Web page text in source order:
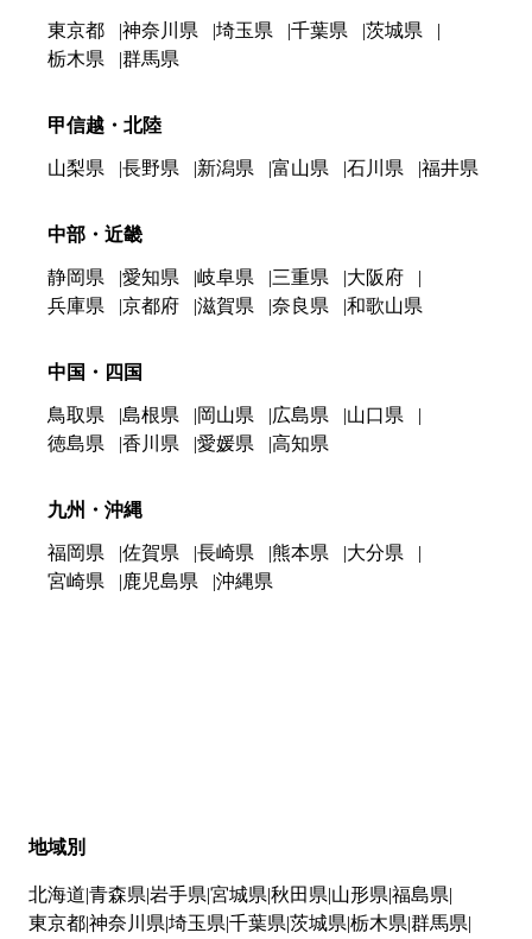
東京都 神奈川県 埼玉県 千葉県
茨城県
栃木県
群馬県
甲信越・北陸
山梨県 長野県 新潟県 富山県 石川県 福井県
中部・近畿
静岡県 愛知県 岐阜県 三重県
大阪府
兵庫県
京都府 滋賀県 奈良県 和歌山県
中国・四国
鳥取県 島根県 岡山県 広島県
山口県
徳島県
香川県 愛媛県 高知県
九州・沖縄
福岡県 佐賀県 長崎県 熊本県
大分県
宮崎県
鹿児島県 沖縄県
地域別
北海道 青森県 岩手県 宮城県 秋田県 山形県 福島県
東京都神奈川県 埼玉県 千葉県 茨城県 栃木県 群馬県